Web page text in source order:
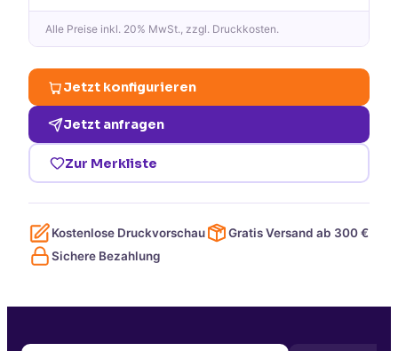
Alle Preise inkl. 20% MwSt., zzgl. Druckkosten.
Jetzt konfigurieren
Jetzt anfragen
Zur Merkliste
Kostenlose Druckvorschau Gratis Versand ab 300€
Sichere Bezahlung